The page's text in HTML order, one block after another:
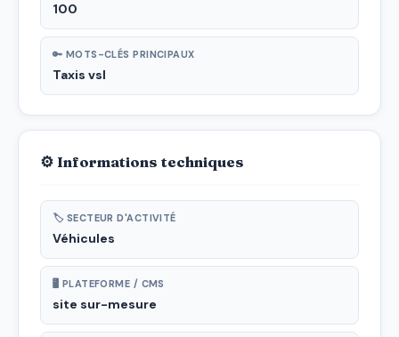
100
🔑 MOTS-CLÉS PRINCIPAUX
Taxis vsl
⚙ Informations techniques
🏷 SECTEUR D'ACTIVITÉ
Véhicules
🖥 PLATEFORME / CMS
site sur-mesure